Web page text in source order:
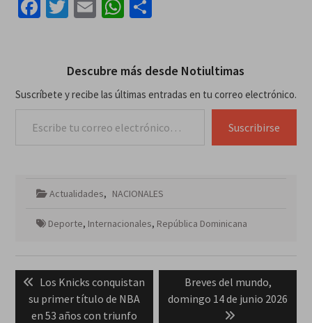
Facebook
Twitter
EmailWhatsApp
Descubre más desde Notiultimas
Suscríbete y recibe las últimas entradas en tu correo electrónico.
Suscribirse
Actualidades, NACIONALES
Deporte, Internacionales, República Dominicana
de
entradas
Previous
post:
Los Knicks conquistan
su primer título de NBA
en 53 años con triunfo
Next
post:
Breves del mundo,
domingo 14 de junio 2026